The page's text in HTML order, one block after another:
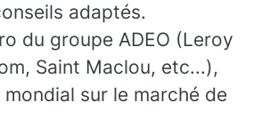
adaptés.
du groupe ADEO (Leroy
Saint Maclou, etc...),
sur le marché de